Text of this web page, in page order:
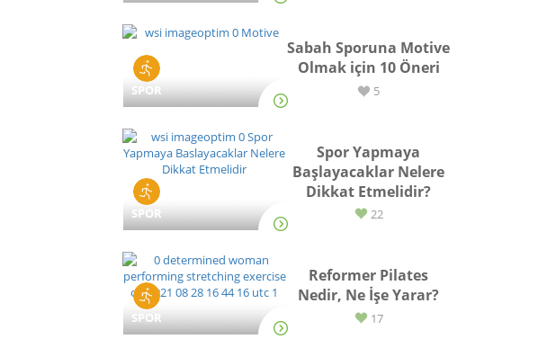
SPOR
Sabah Sporuna Motive
Olmak için 10 Öneri
5
SPOR
Spor Yapmaya
Başlayacaklar Nelere
Dikkat Etmelidir?
22
SPOR
Reformer Pilates
Nedir, Ne İşe Yarar?
17